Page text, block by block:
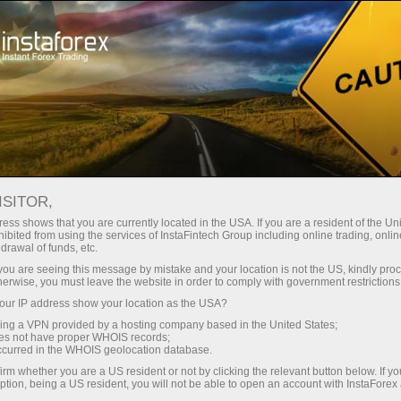
Con InstaForex obtiene acceso a
competitivas: apalancamiento de
hasta 1:5000, unos de los mejores
spreads y comisiones del
mercado, así como condiciones
atractivas para operar con
acciones e índices.
Spreads mínimos
Bono del 30%
en cada depósito
Velocidad
en el trading y en la pista
shows that you are currently located in the USA. If you are a resident of the
from using the services of InstaFintech Group including online trading,
of funds, etc.
are seeing this message by mistake and your location is not the US, kindly
you must leave the website in order to comply with government
IP address show your location as the USA?
a VPN provided by a hosting company based in the United States;
not have proper WHOIS records;
in the WHOIS geolocation database.
whether you are a US resident or not by clicking the relevant button below. If
being a US resident, you will not be able to open an account with InstaForex